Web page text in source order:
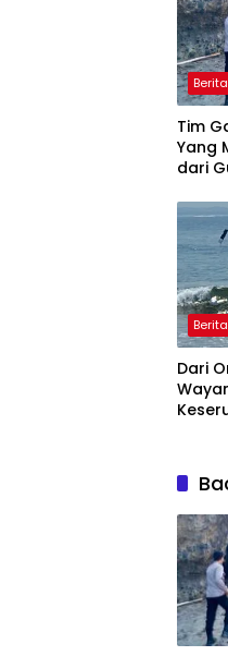
Berita
Tim
Yang
dari
Berita
Dari